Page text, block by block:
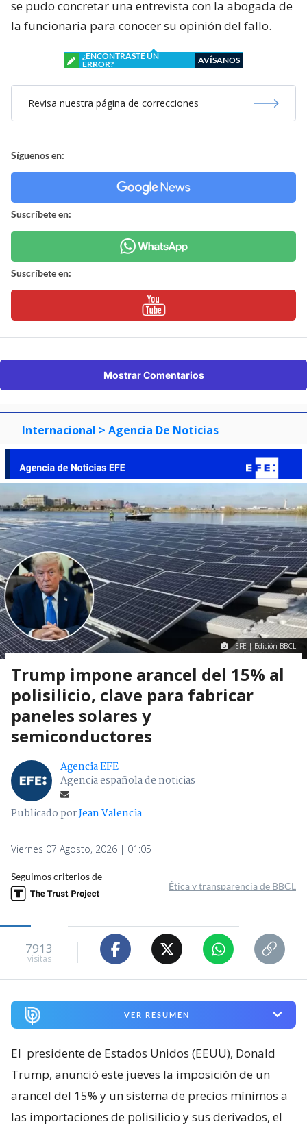
se pudo concretar una entrevista con la abogada de
la funcionaria para conocer su opinión del fallo.
¿ENCONTRASTE UN
ERROR?
AVÍSANOS
Revisa nuestra página de correcciones
Síguenos en:
Suscríbete en:
Suscríbete en:
Mostrar Comentarios
Internacional > Agencia De Noticias
EFE | Edición BBCL
Trump impone arancel del 15% al
polisilicio, clave para fabricar
paneles solares y
semiconductores
Agencia EFE
Agencia española de noticias
Publicado porJean Valencia
Viernes 07 Agosto, 2026 | 01:05
Seguimos criterios de
Ética y transparencia de BBCL
7913
visitas
VER RESUMEN
El presidente de Estados Unidos (EEUU), Donald
Trump, anunció este jueves la imposición de un
arancel del 15% y un sistema de precios mínimos a
las importaciones de polisilicio y sus derivados, el